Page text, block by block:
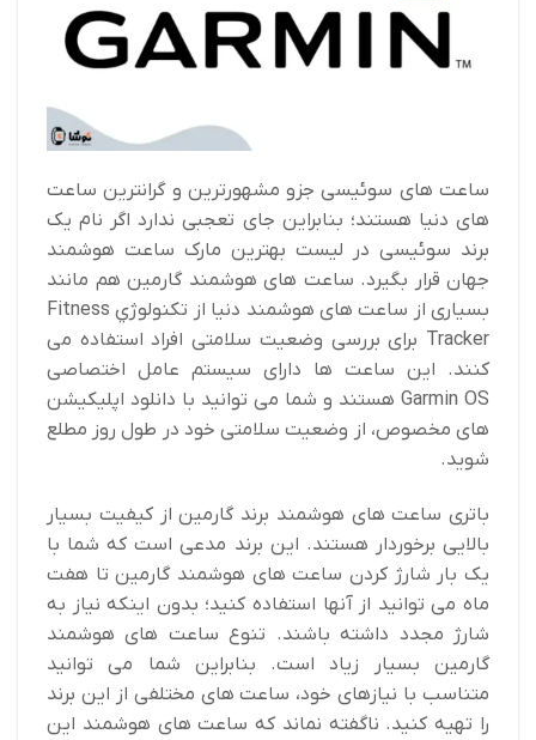
ساعت های سوئیسی جزو مشهورترین و گرانترین ساعت
های دنیا هستند؛ بنابراین جای تعجبی ندارد اگر نام یک
برند سوئیسی در لیست بهترین مارک ساعت هوشمند
جهان قرار بگیرد. ساعت های هوشمند گارمین هم مانند
بسیاری از ساعت های هوشمند دنیا از تکنولوژي Fitness
Tracker برای بررسی وضعیت سلامتی افراد استفاده می
کنند. این ساعت ها دارای سیستم عامل اختصاصی
Garmin OS هستند و شما می توانید با دانلود اپلیکیشن
های مخصوص، از وضعیت سلامتی خود در طول روز مطلع
شوید.
باتری ساعت های هوشمند برند گارمین از کیفیت بسیار
بالایی برخوردار هستند. این برند مدعی است که شما با
یک بار شارژ کردن ساعت های هوشمند گارمین تا هفت
ماه می توانید از آنها استفاده کنید؛ بدون اینکه نیاز به
شارژ مجدد داشته باشند. تنوع ساعت های هوشمند
گارمین بسیار زیاد است. بنابراین شما می توانید
متناسب با نیازهای خود، ساعت های مختلفی از این برند
را تهیه کنید. ناگفته نماند که ساعت های هوشمند این